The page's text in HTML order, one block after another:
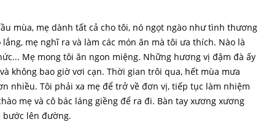
mùa, mẹ dành tất cả cho tôi, nó ngọt ngào như tình thương
mẹ nghĩ ra và làm các món ăn mà tôi ưa thích. Nào là
Mẹ mong tôi ăn ngon miệng. Những hương vị đậm đà ấy
không bao giờ vơi cạn. Thời gian trôi qua, hết mùa mưa
nhiều. Tôi phải xa mẹ để trở về đơn vị, tiếp tục làm nhiệm
mẹ và cô bác láng giềng để ra đi. Bàn tay xương xương
bước lên đường.